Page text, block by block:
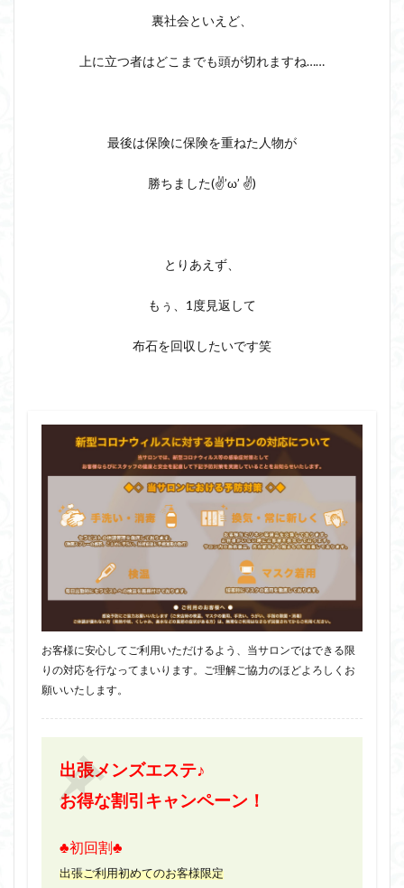
裏社会といえど、
上に立つ者はどこまでも頭が切れますね……
最後は保険に保険を重ねた人物が
勝ちました(✌’ω’ ✌)
とりあえず、
もぅ、1度見返して
布石を回収したいです笑
お客様に安心してご利用いただけるよう、当サロンではできる限
りの対応を行なってまいります。ご理解ご協力のほどよろしくお
願いいたします。
出張メンズエステ♪
お得な割引キャンペーン！
♣初回割♣
出張ご利用初めてのお客様限定